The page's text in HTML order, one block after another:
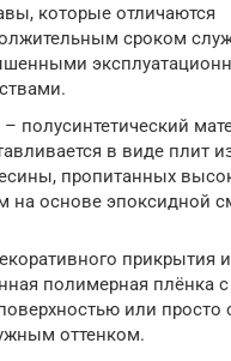
которые отличаются
сроком
полусинтетический
в виде плит
пропитанных
на основе эпоксидной
прикрытия
полимерная плёнка
или просто
оттенком.